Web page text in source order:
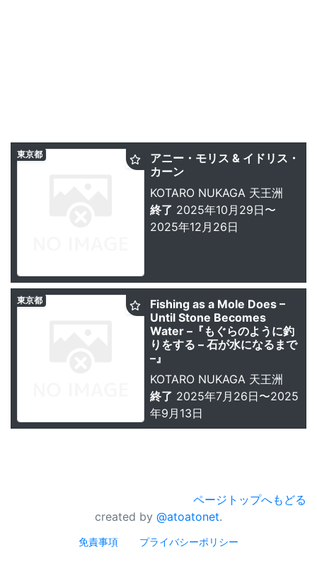
アニー・モリス & イドリス・
カーン
KOTARO NUKAGA 天王洲
終了 2025年10月29日〜
2025年12月26日
東京都
Fishing as a Mole Does –
Until Stone Becomes
Water –『もぐらのように釣
りをする – 石が水になるまで
–』
KOTARO NUKAGA 天王洲
終了 2025年7月26日〜2025
年9月13日
東京都
ページトップへもどる
created by @atoatonet.
免責事項 プライバシーポリシー